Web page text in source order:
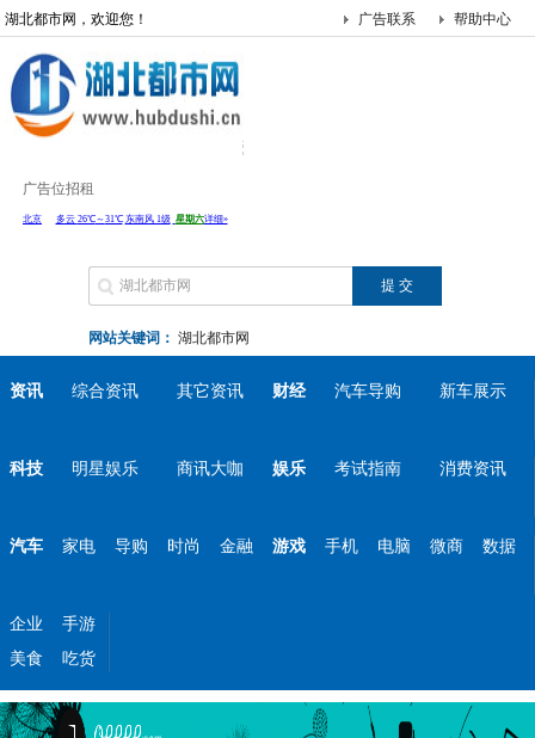
湖北都市网，欢迎您！ 帮助中心
广告联系
广告位招租
网站关键词： 湖北都市网
资讯 综合资讯 其它资讯 财经 汽车导购 新车展示
科技 明星娱乐 商讯大咖 娱乐 考试指南 消费资讯
汽车 家电 导购 时尚 金融 游戏 手机 电脑 微商 数据
企业
手游
美食
吃货